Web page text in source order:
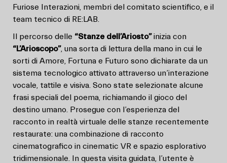
Furiose Interazioni, membri del comitato scientifico, e il
team tecnico di RE:LAB.
Il percorso delle “Stanze dell’Ariosto”inizia con
“L’Arioscopo”, una sorta di lettura della mano in cui le
sorti di Amore, Fortuna e Futuro sono dichiarate da un
sistema tecnologico attivato attraverso un’interazione
vocale, tattile e visiva. Sono state selezionate alcune
frasi speciali del poema, richiamando il gioco del
destino umano. Prosegue con l’esperienza del
racconto in realtà virtuale delle stanze recentemente
restaurate: una combinazione di racconto
cinematografico in cinematic VR e spazio esplorativo
tridimensionale. In questa visita guidata, l’utente è